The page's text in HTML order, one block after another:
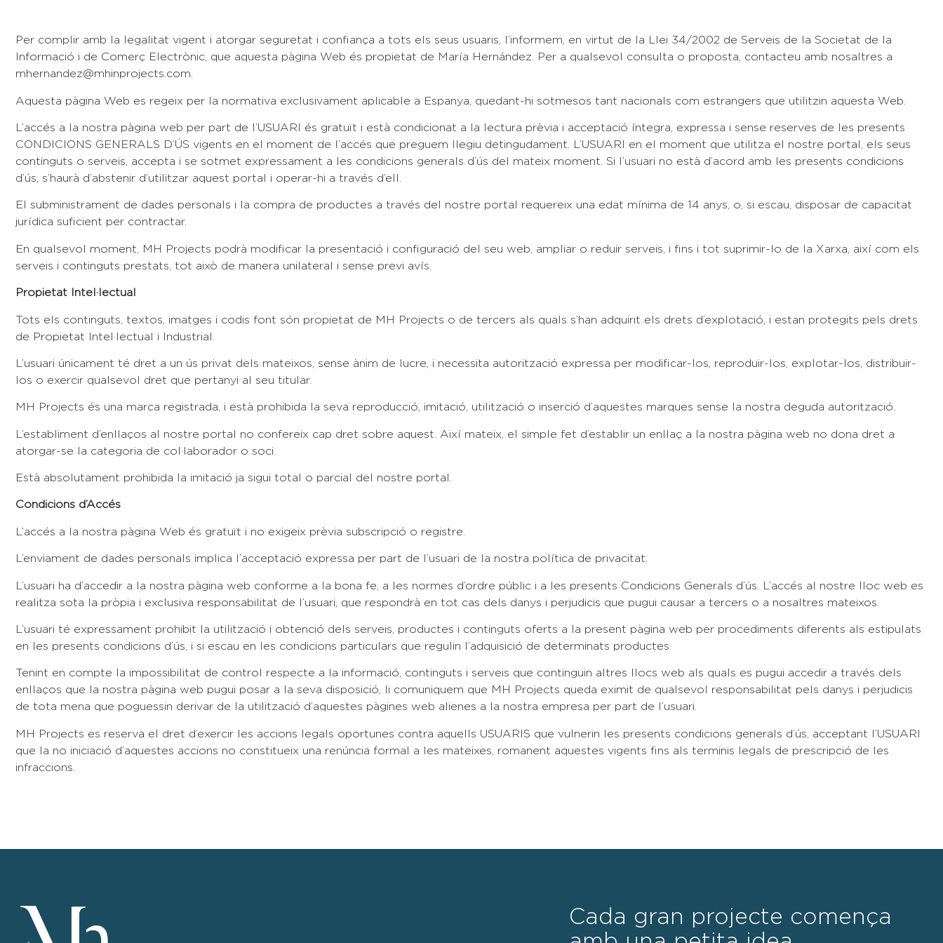
Per complir amb la legalitat vigent i atorgar seguretat i confiança a tots els seus usuaris, l’informem, en virtut de la Llei 34/2002 de Serveis de la Societat de la
Informació i de Comerç Electrònic, que aquesta pàgina Web és propietat de María Hernández. Per a qualsevol consulta o proposta, contacteu amb nosaltres a
mhernandez@mhinprojects.com.
Aquesta pàgina Web es regeix per la normativa exclusivament aplicable a Espanya, quedant-hi sotmesos tant nacionals com estrangers que utilitzin aquesta Web.
L’accés a la nostra pàgina web per part de l’USUARI és gratuït i està condicionat a la lectura prèvia i acceptació íntegra, expressa i sense reserves de les presents
CONDICIONS GENERALS D’ÚS vigents en el moment de l’accés que preguem llegiu detingudament. L’USUARI en el moment que utilitza el nostre portal, els seus
continguts o serveis, accepta i se sotmet expressament a les condicions generals d’ús del mateix moment. Si l’usuari no està d’acord amb les presents condicions
d’ús, s’haurà d’abstenir d’utilitzar aquest portal i operar-hi a través d’ell.
El subministrament de dades personals i la compra de productes a través del nostre portal requereix una edat mínima de 14 anys, o, si escau, disposar de capacitat
jurídica suficient per contractar.
En qualsevol moment, MH Projects podrà modificar la presentació i configuració del seu web, ampliar o reduir serveis, i fins i tot suprimir-lo de la Xarxa, així com els
serveis i continguts prestats, tot això de manera unilateral i sense previ avís.
Propietat Intel·lectual
Tots els continguts, textos, imatges i codis font són propietat de MH Projects o de tercers als quals s’han adquirit els drets d’explotació, i estan protegits pels drets
de Propietat Intel·lectual i Industrial.
L’usuari únicament té dret a un ús privat dels mateixos, sense ànim de lucre, i necessita autorització expressa per modificar-los, reproduir-los, explotar-los, distribuir-
los o exercir qualsevol dret que pertanyi al seu titular.
MH Projects és una marca registrada, i està prohibida la seva reproducció, imitació, utilització o inserció d’aquestes marques sense la nostra deguda autorització.
L’establiment d’enllaços al nostre portal no confereix cap dret sobre aquest. Així mateix, el simple fet d’establir un enllaç a la nostra pàgina web no dona dret a
atorgar-se la categoria de col·laborador o soci.
Està absolutament prohibida la imitació ja sigui total o parcial del nostre portal.
Condicions d’Accés
L’accés a la nostra pàgina Web és gratuït i no exigeix prèvia subscripció o registre.
L’enviament de dades personals implica l’acceptació expressa per part de l’usuari de la nostra política de privacitat.
L’usuari ha d’accedir a la nostra pàgina web conforme a la bona fe, a les normes d’ordre públic i a les presents Condicions Generals d’ús. L’accés al nostre lloc web es
realitza sota la pròpia i exclusiva responsabilitat de l’usuari, que respondrà en tot cas dels danys i perjudicis que pugui causar a tercers o a nosaltres mateixos.
L’usuari té expressament prohibit la utilització i obtenció dels serveis, productes i continguts oferts a la present pàgina web per procediments diferents als estipulats
en les presents condicions d’ús, i si escau en les condicions particulars que regulin l’adquisició de determinats productes.
Tenint en compte la impossibilitat de control respecte a la informació, continguts i serveis que continguin altres llocs web als quals es pugui accedir a través dels
enllaços que la nostra pàgina web pugui posar a la seva disposició, li comuniquem que MH Projects queda eximit de qualsevol responsabilitat pels danys i perjudicis
de tota mena que poguessin derivar de la utilització d’aquestes pàgines web alienes a la nostra empresa per part de l’usuari.
MH Projects es reserva el dret d’exercir les accions legals oportunes contra aquells USUARIS que vulnerin les presents condicions generals d’ús, acceptant l’USUARI
que la no iniciació d’aquestes accions no constitueix una renúncia formal a les mateixes, romanent aquestes vigents fins als terminis legals de prescripció de les
infraccions.
Cada gran projecte comença